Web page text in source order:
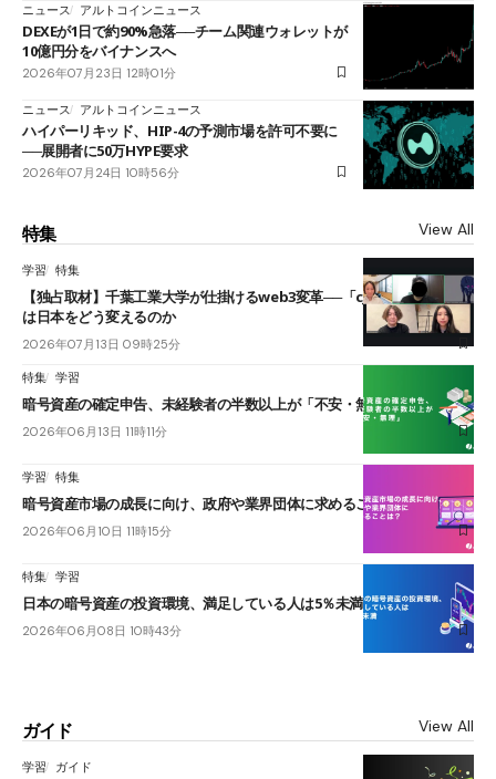
ニュース アルトコインニュース
DEXEが1日で約90%急落──チーム関連ウォレットが
10億円分をバイナンスへ
2026年07月23日 12時01分
ニュース アルトコインニュース
ハイパーリキッド、HIP-4の予測市場を許可不要に
──展開者に50万HYPE要求
2026年07月24日 10時56分
特集 View All
学習 特集
【独占取材】千葉工業大学が仕掛けるweb3変革──「cJPY」とAIの融合
は日本をどう変えるのか
2026年07月13日 09時25分
特集 学習
暗号資産の確定申告、未経験者の半数以上が「不安・無理」
2026年06月13日 11時11分
学習 特集
暗号資産市場の成長に向け、政府や業界団体に求めることは？
2026年06月10日 11時15分
特集 学習
日本の暗号資産の投資環境、満足している人は5％未満
2026年06月08日 10時43分
ガイド View All
学習 ガイド